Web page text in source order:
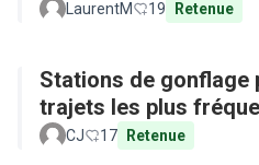
LaurentM 19 Retenue
Stations de gonflage
trajets les plus
CJ 17 Retenue